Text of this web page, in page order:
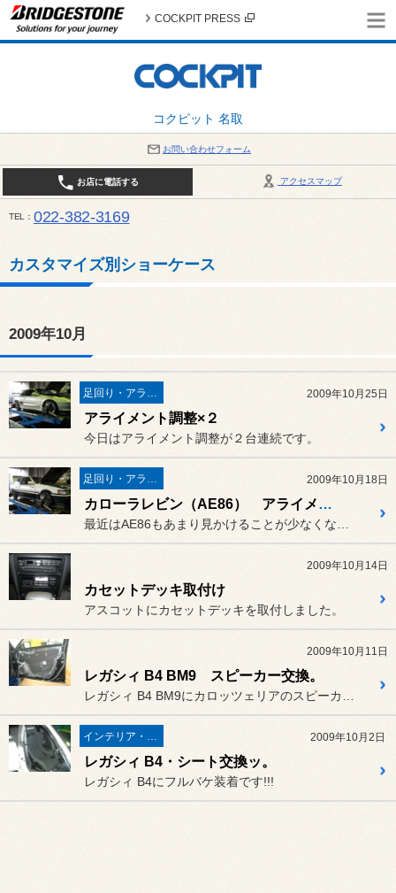
コクピット 名取
COCKPIT PRESS
お問い合わせフォーム
アクセスマップ
お店に電話する
TEL 022-382-3169
カスタマイズ別ショーケース
2009年10月
足回り・アライメント 2009年10月25日
アライメント調整×２
今日はアライメント調整が２台連続です。
足回り・アライメント 2009年10月18日
カローラレビン（AE86） アライメント調整
2009年10月14日
カセットデッキ取付け
アスコットにカセットデッキを取付しました。
2009年10月11日
レガシィ B4 BM9 スピーカー交換。
インテリア・エクステリア 2009年10月2日
レガシィ B4・シート交換ッ。
レガシィ B4にフルバケ装着です!!!